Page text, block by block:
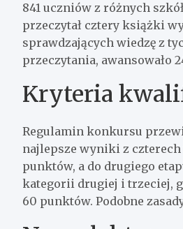
841 uczniów z różnych
przeczytał cztery książki
sprawdzających wiedzę z
przeczytania, awansowało
Kryteria
Regulamin konkursu
najlepsze wyniki z
punktów, a do drugiego
kategorii drugiej i trzeciej,
60 punktów. Podobne